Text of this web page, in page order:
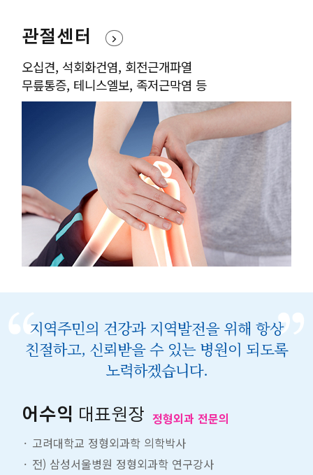
관절센터
오십견, 석회화건염, 회전근개파열
무릎통증, 테니스엘보, 족저근막염 등
지역주민의 건강과 지역발전을 위해 항상
친절하고, 신뢰받을 수 있는 병원이 되도록
노력하겠습니다.
어수익 대표원장 정형외과 전문의
고려대학교 정형외과학 의학박사
전) 삼성서울병원 정형외과학 연구강사